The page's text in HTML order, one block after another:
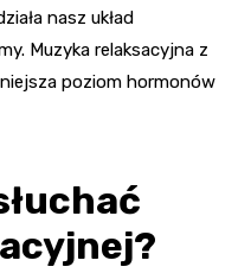
nasz układ
Muzyka relaksacyjna z
poziom hormonów